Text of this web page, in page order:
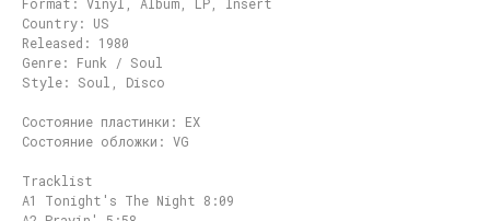
Country: US
Released: 1980
Genre: Funk / Soul
Style: Soul, Disco
Состояние пластинки: EX
Состояние обложки: VG
Tracklist
A1 Tonight's The Night 8:09